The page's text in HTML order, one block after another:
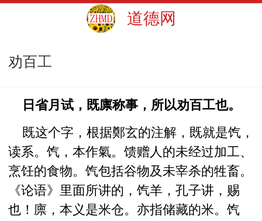
道德网
劝百工
日省月试，既廪称事，所以劝百工也。
既这个字，根据鄭玄的注解，既就是饩，
读系。饩，本作氣。馈赠人的未经过加工、
烹饪的食物。饩包括谷物及未宰杀的牲畜。
《论语》里面所讲的，饩羊，孔子讲，赐
也！廪，本义是米仓。亦指储藏的米。饩